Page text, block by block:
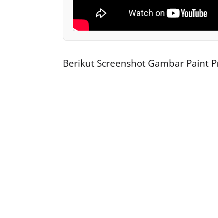
Berikut Screenshot Gambar Paint